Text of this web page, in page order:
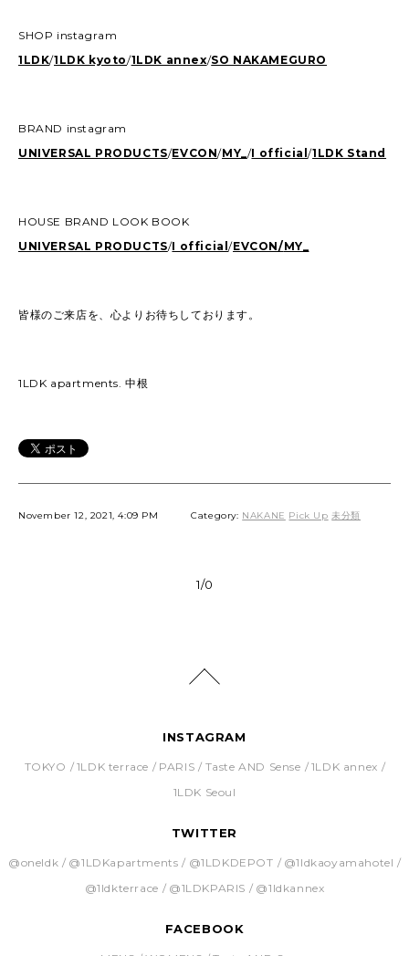
SHOP instagram
1LDK/1LDK kyoto/1LDK annex/SO NAKAMEGURO
BRAND instagram
UNIVERSAL PRODUCTS/EVCON/MY_/I official/1LDK Stand
HOUSE BRAND LOOK BOOK
UNIVERSAL PRODUCTS/I official/EVCON/MY_
皆様のご来店を、心よりお待ちしております。
1LDK apartments. 中根
November 12, 2021, 4:09 PM Category: NAKANE Pick Up 未分類
1/0
INSTAGRAM
TOKYO 1LDK terrace PARIS Taste AND Sense
1LDK annex
1LDK Seoul
TWITTER
@oneldk @1LDKapartments @1LDKDEPOT
@1ldkaoyamahotel
@1ldkterrace
@1LDKPARIS @1ldkannex
FACEBOOK